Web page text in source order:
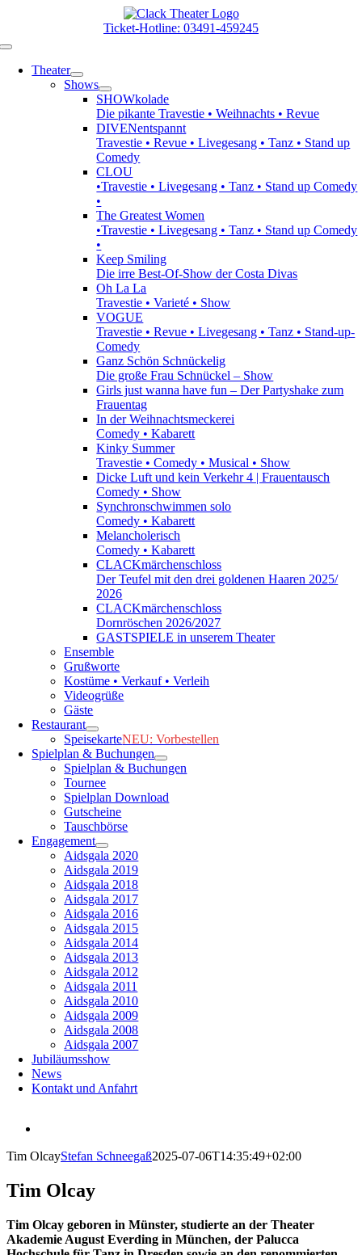
springen
Ticket-Hotline: 03491-459245
Toggle
NavigationTheater
Shows
SHOWkolade
Die pikante Travestie • Weihnachts • Revue
DIVENentspannt
Travestie • Revue • Livegesang • Tanz • Stand up
Comedy
CLOU
•Travestie • Livegesang • Tanz • Stand up Comedy
•
The Greatest Women
•Travestie • Livegesang • Tanz • Stand up Comedy
•
Keep Smiling
Die irre Best-Of-Show der Costa Divas
Oh La La
Travestie • Varieté • Show
VOGUE
Travestie • Revue • Livegesang • Tanz • Stand-up-
Comedy
Ganz Schön Schnückelig
Die große Frau Schnückel – Show
Girls just wanna have fun – Der Partyshake zum
Frauentag
In der Weihnachtsmeckerei
Comedy • Kabarett
Kinky Summer
Travestie • Comedy • Musical • Show
Dicke Luft und kein Verkehr 4 | Frauentausch
Comedy • Show
Synchronschwimmen solo
Comedy • Kabarett
Melancholerisch
Comedy • Kabarett
CLACKmärchenschloss
Der Teufel mit den drei goldenen Haaren 2025/
2026
CLACKmärchenschloss
Dornröschen 2026/2027
GASTSPIELE in unserem Theater
Ensemble
Grußworte
Kostüme • Verkauf • Verleih
Videogrüße
Gäste
Restaurant
SpeisekarteNEU: Vorbestellen
Spielplan & Buchungen
Spielplan & Buchungen
Tournee
Spielplan Download
Gutscheine
Tauschbörse
Engagement
Aidsgala 2020
Aidsgala 2019
Aidsgala 2018
Aidsgala 2017
Aidsgala 2016
Aidsgala 2015
Aidsgala 2014
Aidsgala 2013
Aidsgala 2012
Aidsgala 2011
Aidsgala 2010
Aidsgala 2009
Aidsgala 2008
Aidsgala 2007
Jubiläumsshow
News
Kontakt und Anfahrt
Image
Tim OlcayStefan Schneegaß2025-07-06T14:35:49+02:00
Tim Olcay
Tim Olcay geboren in Münster, studierte an der Theater
Akademie August Everding in München, der Palucca